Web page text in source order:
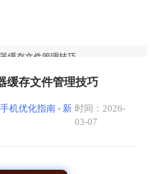
缓存文件管理技巧
缓存文件管理技巧
机优化指南 - 新 时间：2026-
03-07